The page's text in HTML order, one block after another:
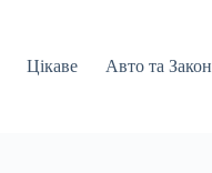
Цікаве Авто та Закон